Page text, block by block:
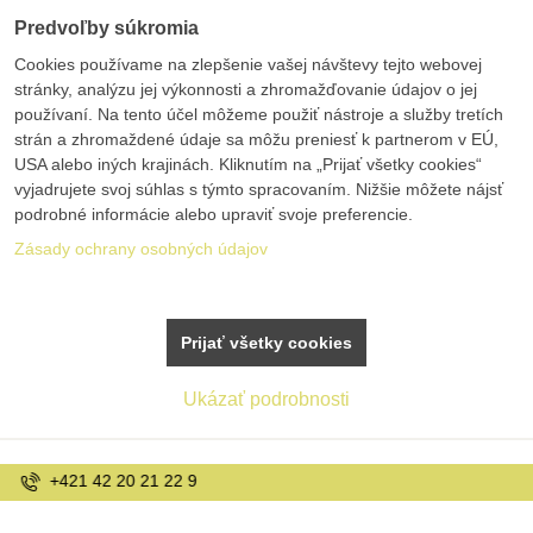
Predvoľby súkromia
Cookies používame na zlepšenie vašej návštevy tejto webovej
stránky, analýzu jej výkonnosti a zhromažďovanie údajov o jej
používaní. Na tento účel môžeme použiť nástroje a služby tretích
strán a zhromaždené údaje sa môžu preniesť k partnerom v EÚ,
USA alebo iných krajinách. Kliknutím na „Prijať všetky cookies“
vyjadrujete svoj súhlas s týmto spracovaním. Nižšie môžete nájsť
podrobné informácie alebo upraviť svoje preferencie.
Zásady ochrany osobných údajov
Ukázať podrobnosti
Prijať všetky cookies